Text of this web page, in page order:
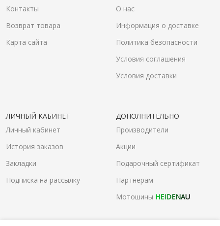
Контакты
Возврат товара
Карта сайта
О нас
Информация о доставке
Политика безопасности
Условия соглашения
Условия доставки
ЛИЧНЫЙ КАБИНЕТ
Личный кабинет
История заказов
Закладки
Подписка на рассылку
ДОПОЛНИТЕЛЬНО
Производители
Акции
Подарочный сертификат
Партнерам
Мотошины HEIDENAU